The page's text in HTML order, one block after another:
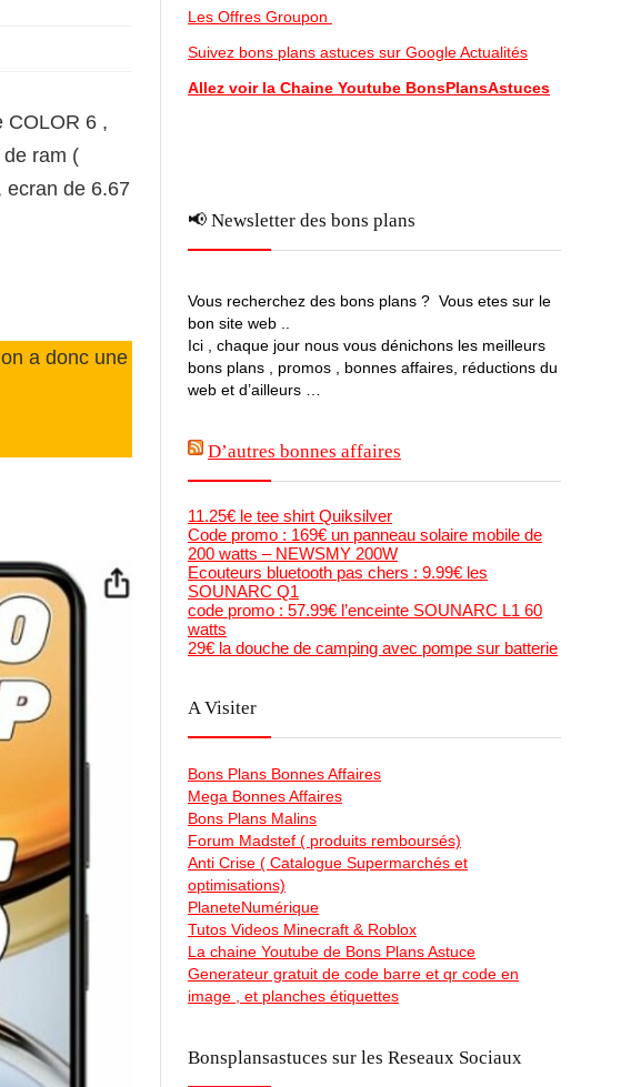
COLOR 6 ,
ram (
ecran de 6.67
a donc une
Les Offres Groupon
Suivez bons plans astuces sur Google Actualités
Allez voir la Chaine Youtube BonsPlansAstuces
📢 Newsletter des bons plans
Vous recherchez des bons plans ? Vous etes sur le
bon site web ..
Ici , chaque jour nous vous dénichons les meilleurs
bons plans , promos , bonnes affaires, réductions du
web et d’ailleurs …
D’autres bonnes affaires
11.25€ le tee shirt Quiksilver
Code promo : 169€ un panneau solaire mobile de
200 watts – NEWSMY 200W
Ecouteurs bluetooth pas chers : 9.99€ les
SOUNARC Q1
code promo : 57.99€ l’enceinte SOUNARC L1 60
watts
29€ la douche de camping avec pompe sur batterie
A Visiter
Bons Plans Bonnes Affaires
Mega Bonnes Affaires
Bons Plans Malins
Forum Madstef ( produits remboursés)
Anti Crise ( Catalogue Supermarchés et
optimisations)
PlaneteNumérique
Tutos Videos Minecraft & Roblox
La chaine Youtube de Bons Plans Astuce
Generateur gratuit de code barre et qr code en
image , et planches étiquettes
Bonsplansastuces sur les Reseaux Sociaux